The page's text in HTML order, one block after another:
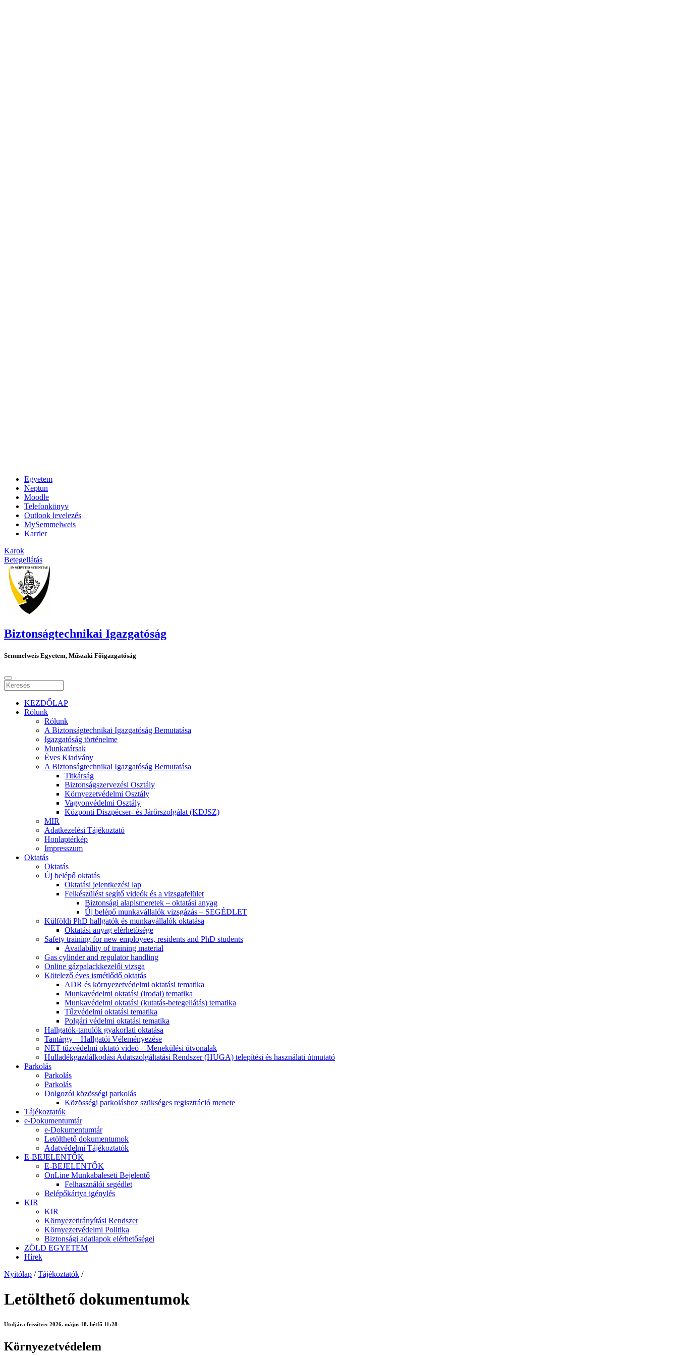
Egyetem
Neptun
Moodle
Telefonkönyv
Outlook levelezés
MySemmelweis
Karrier
Karok
Betegellátás
Biztonságtechnikai Igazgatóság
Semmelweis Egyetem, Műszaki Főigazgatóság
KEZDŐLAP
Rólunk
Rólunk
A Biztonságtechnikai Igazgatóság Bemutatása
Igazgatóság történelme
Munkatársak
Éves Kiadvány
A Biztonságtechnikai Igazgatóság Bemutatása
Titkárság
Biztonságszervezési Osztály
Környezetvédelmi Osztály
Vagyonvédelmi Osztály
Központi Diszpécser- és Járőrszolgálat (KDJSZ)
MIR
Adatkezelési Tájékoztató
Honlaptérkép
Impresszum
Oktatás
Oktatás
Új belépő oktatás
Oktatási jelentkezési lap
Felkészülést segítő videók és a vizsgafelület
Biztonsági alapismeretek – oktatási anyag
Új belépő munkavállalók vizsgázás – SEGÉDLET
Külföldi PhD hallgatók és munkavállalók oktatása
Oktatási anyag elérhetősége
Safety training for new employees, residents and PhD students
Availability of training material
Gas cylinder and regulator handling
Online gázpalackkezelői vizsga
Kötelező éves ismétlődő oktatás
ADR és környezetvédelmi oktatási tematika
Munkavédelmi oktatási (irodai) tematika
Munkavédelmi oktatási (kutatás-betegellátás) tematika
Tűzvédelmi oktatási tematika
Polgári védelmi oktatási tematika
Hallgatók-tanulók gyakorlati oktatása
Tantárgy – Hallgatói Véleményezése
NET tűzvédelmi oktató videó – Menekülési útvonalak
Hulladékgazdálkodási Adatszolgáltatási Rendszer (HUGA) telepítési és használati útmutató
Parkolás
Parkolás
Parkolás
Dolgozói közösségi parkolás
Közösségi parkoláshoz szükséges regisztráció menete
Tájékoztatók
e-Dokumentumtár
e-Dokumentumtár
Letölthető dokumentumok
Adatvédelmi Tájékoztatók
E-BEJELENTŐK
E-BEJELENTŐK
OnLine Munkabaleseti Bejelentő
Felhasználói segédlet
Belépőkártya igénylés
KIR
KIR
Környezetirányítási Rendszer
Környezetvédelmi Politika
Biztonsági adatlapok elérhetőségei
ZÖLD EGYETEM
Hírek
Nyitólap / Tájékoztatók /
Letölthető dokumentumok
Utoljára frissítve: 2026. május 18. hétfő 11:28
Környezetvédelem